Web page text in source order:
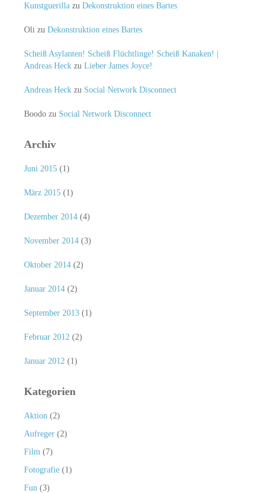
Kunstguerillazu Dekonstruktion eines Bartes
Oli zu Dekonstruktion eines Bartes
Scheiß Asylanten! Scheiß Flüchtlinge! Scheiß Kanaken! |
Andreas Heckzu Lieber James Joyce!
Andreas Heckzu Social Network Disconnect
Boodozu Social Network Disconnect
Archiv
Juni 2015(1)
März 2015(1)
Dezember 2014(4)
November 2014(3)
Oktober 2014(2)
Januar 2014(2)
September 2013(1)
Februar 2012 (2)
Januar 2012 (1)
Kategorien
Aktion (2)
Aufreger(2)
Film (7)
Fotografie(1)
Fun (3)